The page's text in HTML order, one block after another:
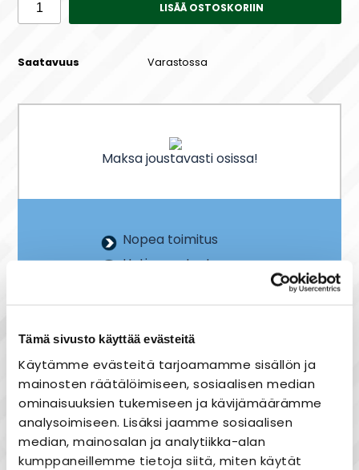
Tämä sivusto käyttää evästeitä
Käytämme evästeitä tarjoamamme sisällön ja
mainosten räätälöimiseen, sosiaalisen median
ominaisuuksien tukemiseen ja kävijämäärämme
analysoimiseen. Lisäksi jaamme sosiaalisen
median, mainosalan ja analytiikka-alan
kumppaneillemme tietoja siitä, miten käytät
LISÄÄ OSTOSKORIIN
Saatavuus Varastossa
Maksa joustavasti osissa!
Nopea toimitus
Heti varastosta
Tuotekuvaus
Tippuvesisuoja valaisimeen Handy
750/1100, valkoinen.